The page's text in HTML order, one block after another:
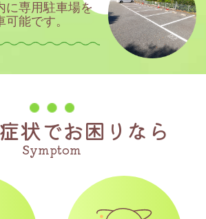
に専用駐車場を
能です。
状でお困りなら
Symptom